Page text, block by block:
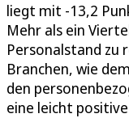
liegt mit -13,2
Mehr als ein
Personalstand zu
Branchen, wie
den
eine leicht